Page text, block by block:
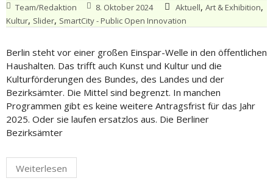
Team/Redaktion 8. Oktober 2024 Aktuell, Art & Exhibition,
Kultur, Slider, SmartCity - Public Open Innovation
Berlin steht vor einer großen Einspar-Welle in den öffentlichen
Haushalten. Das trifft auch Kunst und Kultur und die
Kulturförderungen des Bundes, des Landes und der
Bezirksämter. Die Mittel sind begrenzt. In manchen
Programmen gibt es keine weitere Antragsfrist für das Jahr
2025. Oder sie laufen ersatzlos aus. Die Berliner
Bezirksämter
Weiterlesen